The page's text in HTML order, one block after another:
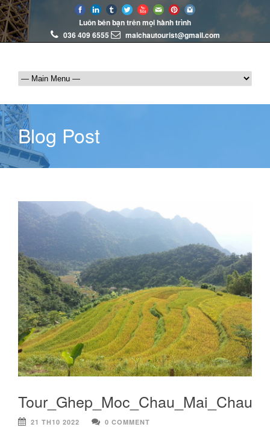
Luôn bên bạn trên mọi hành trình
036 409 6555
maichautourist@gmail.com
Blog Post
21 TH10 2022
0 COMMENT